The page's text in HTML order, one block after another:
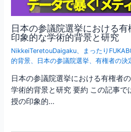
日本の参議院選挙における
印象的な学術的背景と研究
NikkeiTeretouDaigaku まったり
的背景
日本の参議院選挙 、有権者の決
日本の参議院選挙における有権者
学術的背景と研究 要約 この記事で
授の印象的…